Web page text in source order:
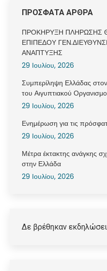
ΠΡΟΣΦΑΤΑ ΑΡΘΡΑ
ΠΡΟΚΗΡΥΞΗ ΠΛΗΡΩΣΗΣ
ΕΠΙΠΕΔΟΥ
ΑΝΑΠΤΥΞΗΣ
29 Ιουλίου, 2026
Συμπερίληψη Ελλάδας
του Αιγυπτιακού
29 Ιουλίου, 2026
Ενημέρωση για τις
29 Ιουλίου, 2026
Μέτρα έκτακτης ανάγκης
στην Ελλάδα
29 Ιουλίου, 2026
Δε βρέθηκαν